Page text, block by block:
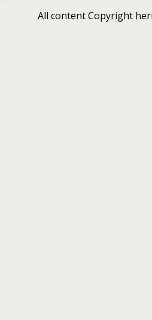
All content Copyright